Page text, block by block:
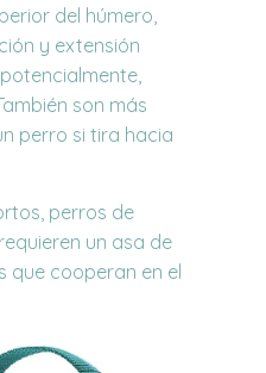
del húmero,
y extensión
son más
perro si tira hacia
perros de
un asa de
que cooperan en el